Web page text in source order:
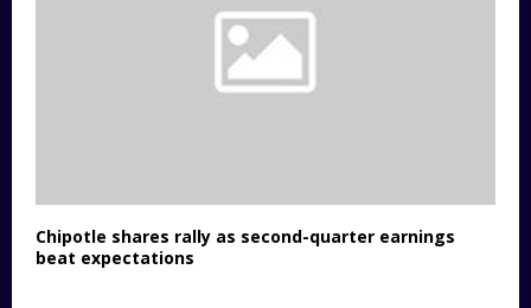
Chipotle shares rally as second-quarter earnings
beat expectations